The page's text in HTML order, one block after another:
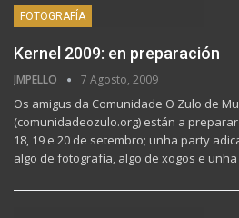
FOTOGRAFÍA
Kernel 2009: en preparación
JMPELLO 7 Agosto, 2009
Os amigus da Comunidade O Zulo de
(comunidadeozulo.org) están a
18, 19 e 20 de setembro; unha party
algo de fotografía, algo de xogos e